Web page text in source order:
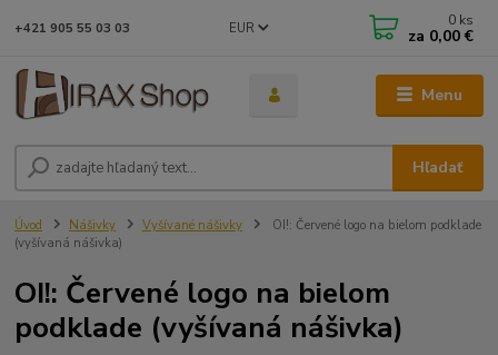
Menu
EUR
Hľadať
+421 905 55 03 03 0 ks
za 0,00 €
Úvod Nášivky Vyšívané nášivky
OI!: Červené logo na bielom podklade
(vyšívaná nášivka)
OI!: Červené logo na bielom
podklade (vyšívaná nášivka)